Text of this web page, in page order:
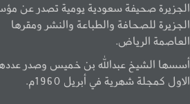
الجزيرة صحيفة سعودية يومية تصدر عن
الجزيرة للصحافة والطباعة والنشر ومقرها
العاصمة الرياض.
أسسها الشيخ عبدالله بن خميس وصدر
الاول كمجلة شهرية في أبريل 1960م.